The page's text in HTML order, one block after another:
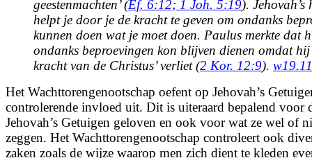
geestenmachten’ (Ef. 6:12; 1 Joh. 5:19). Jehovah’s
helpt je door je de kracht te geven om ondanks
kunnen doen wat je moet doen. Paulus merkte dat
ondanks beproevingen kon blijven dienen omdat hij
kracht van de Christus’ verliet (2 Kor. 12:9).
Het Wachttorengenootschap oefent op Jehovah’s
controlerende invloed uit. Dit is uiteraard bepalend voor
Jehovah’s Getuigen geloven en ook voor wat ze wel of
zeggen. Het Wachttorengenootschap controleert ook
zaken zoals de wijze waarop men zich dient te kleden